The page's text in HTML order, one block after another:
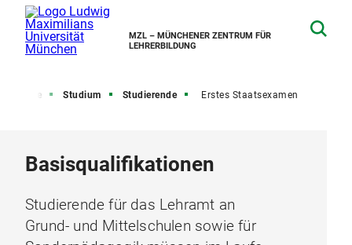
MZL – MÜNCHENER ZENTRUM FÜR
LEHRERBILDUNG
Studium Studierende Erstes Staatsexamen
Basisqualifikationen
Studierende für das Lehramt an
Grund- und Mittelschulen sowie für